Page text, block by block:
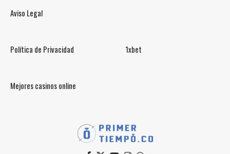
Aviso Legal
Política de Privacidad 1xbet
Mejores casinos online